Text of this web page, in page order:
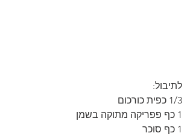
לתיבול:
1/3 כפית כורכום
1 כף פפריקה מתוקה בשמן
1 כף סוכר